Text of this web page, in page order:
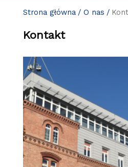
Strona główna O nas
Kontakt